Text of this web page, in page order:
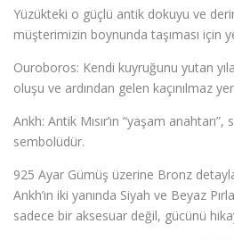
Yüzükteki o güçlü antik dokuyu ve
müşterimizin boynunda taşıması için
Ouroboros: Kendi kuyruğunu yutan
oluşu ve ardından gelen kaçınılmaz
Ankh: Antik Mısır’ın “yaşam
sembolüdür.
​925 Ayar Gümüş üzerine Bronz
Ankh’ın iki yanında Siyah ve Beyaz
sadece bir aksesuar değil, gücünü